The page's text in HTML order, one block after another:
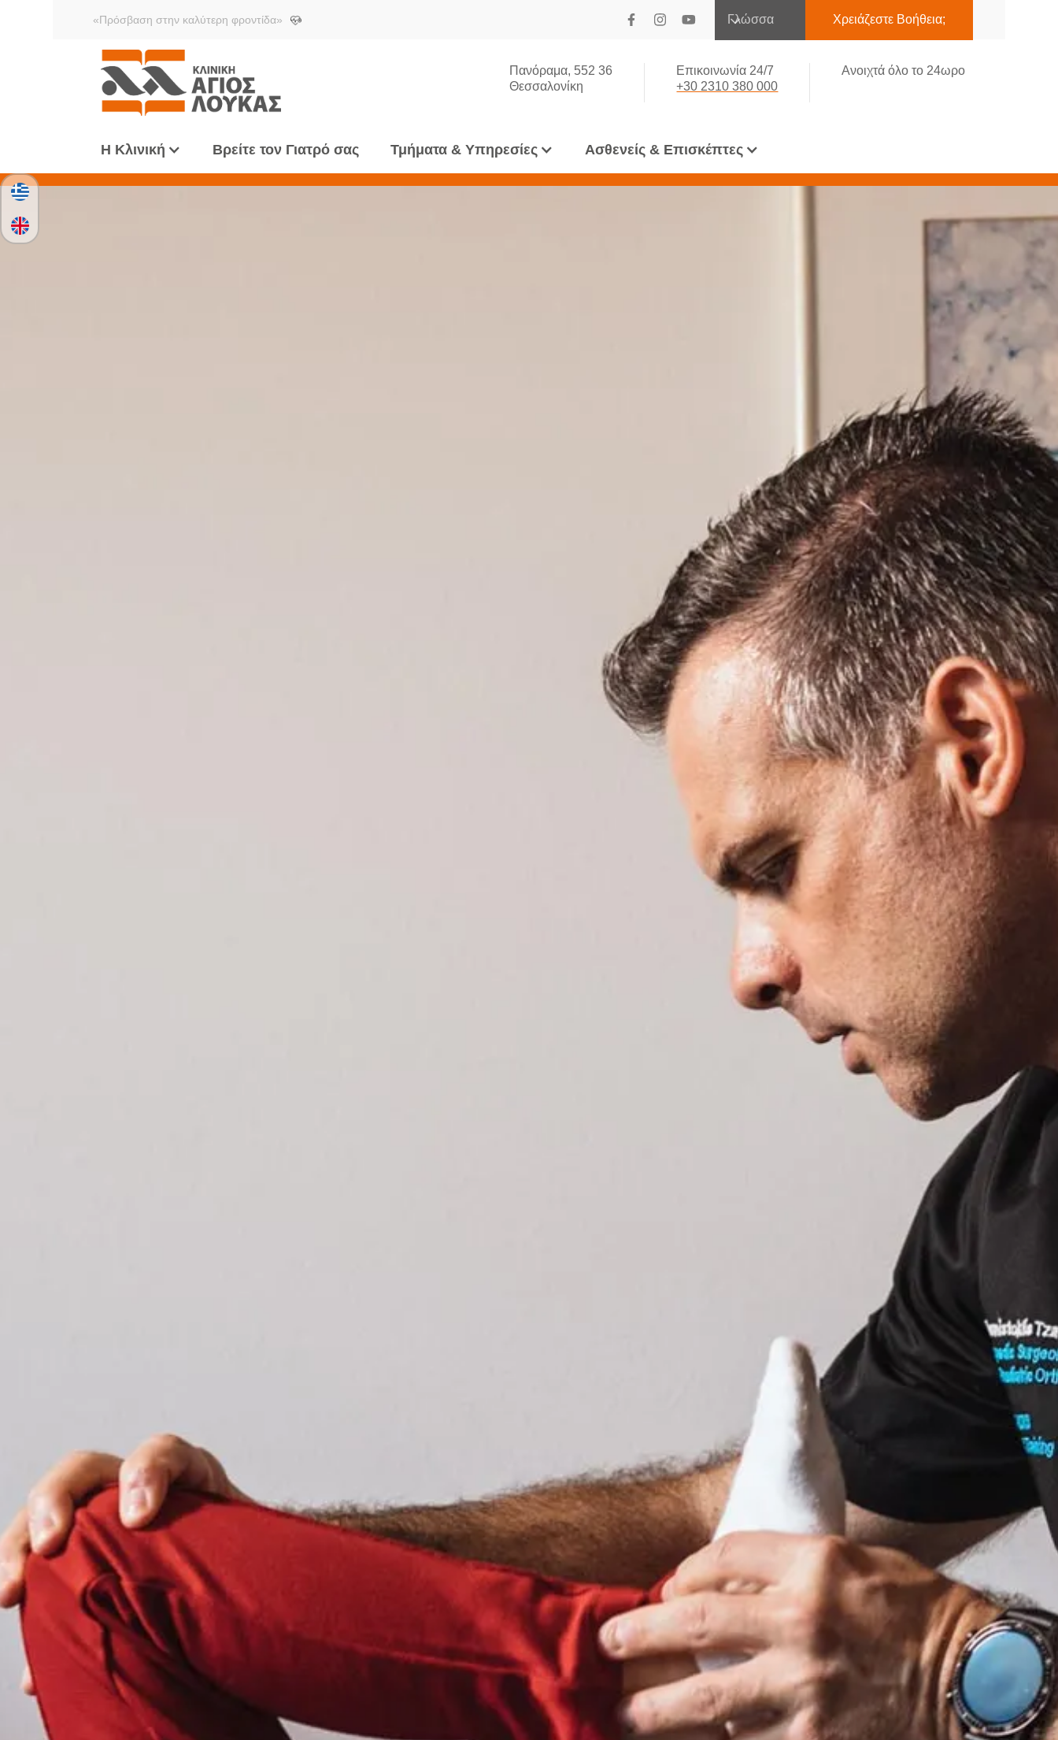
«Πρόσβαση στην καλύτερη φροντίδα» Γλώσσα Χρειάζεστε Βοήθεια;
Πανόραμα, 552 36
Θεσσαλονίκη
Επικοινωνία 24/7
+30 2310 380 000
Ανοιχτά όλο το 24ωρο
Η Κλινική Βρείτε τον Γιατρό σας Τμήματα & Υπηρεσίες Ασθενείς & Επισκέπτες